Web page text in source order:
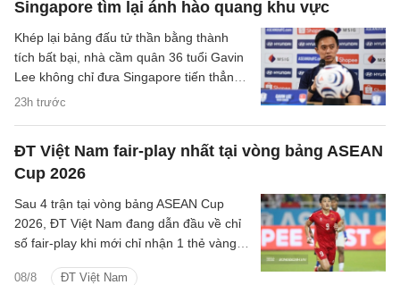
Singapore tìm lại ánh hào quang khu vực
23h trước
Khép lại bảng đấu tử thần bằng thành
tích bất bại, nhà cầm quân 36 tuổi Gavin
Lee không chỉ đưa Singapore tiến thẳng
vào bán kết ASEAN Cup 2026, mà còn
nhất khu vực.
ĐT Việt Nam fair-play nhất tại vòng bảng ASEAN
Cup 2026
08/8 ĐT Việt Nam
Sau 4 trận tại vòng bảng ASEAN Cup
2026, ĐT Việt Nam đang dẫn đầu về chỉ
số fair-play khi mới chỉ nhận 1 thẻ vàng